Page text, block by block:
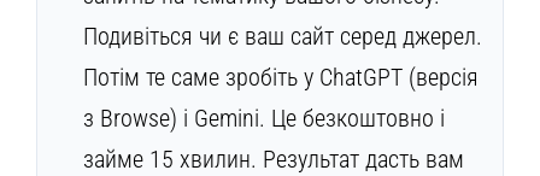
Подивіться чи є ваш сайт серед джерел.
Потім те саме зробіть у ChatGPT (версія
з Browse) і Gemini. Це безкоштовно і
займе 15 хвилин. Результат дасть вам